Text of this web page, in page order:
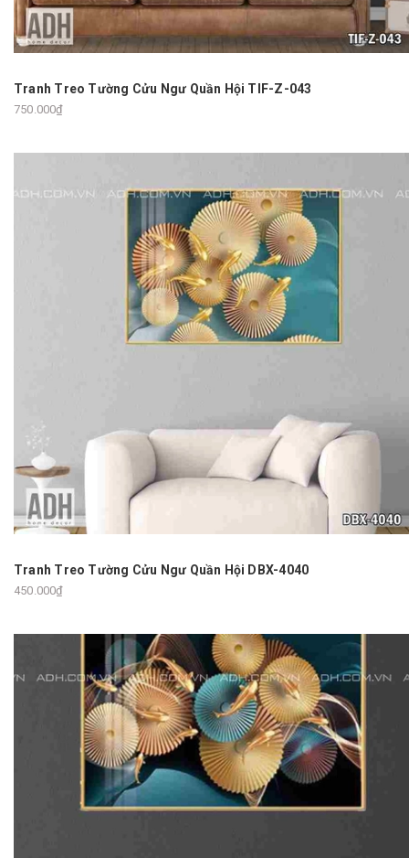
Tranh Treo Tường Cửu Ngư Quần Hội TIF-Z-043
750.000₫
Tranh Treo Tường Cửu Ngư Quần Hội DBX-4040
450.000₫